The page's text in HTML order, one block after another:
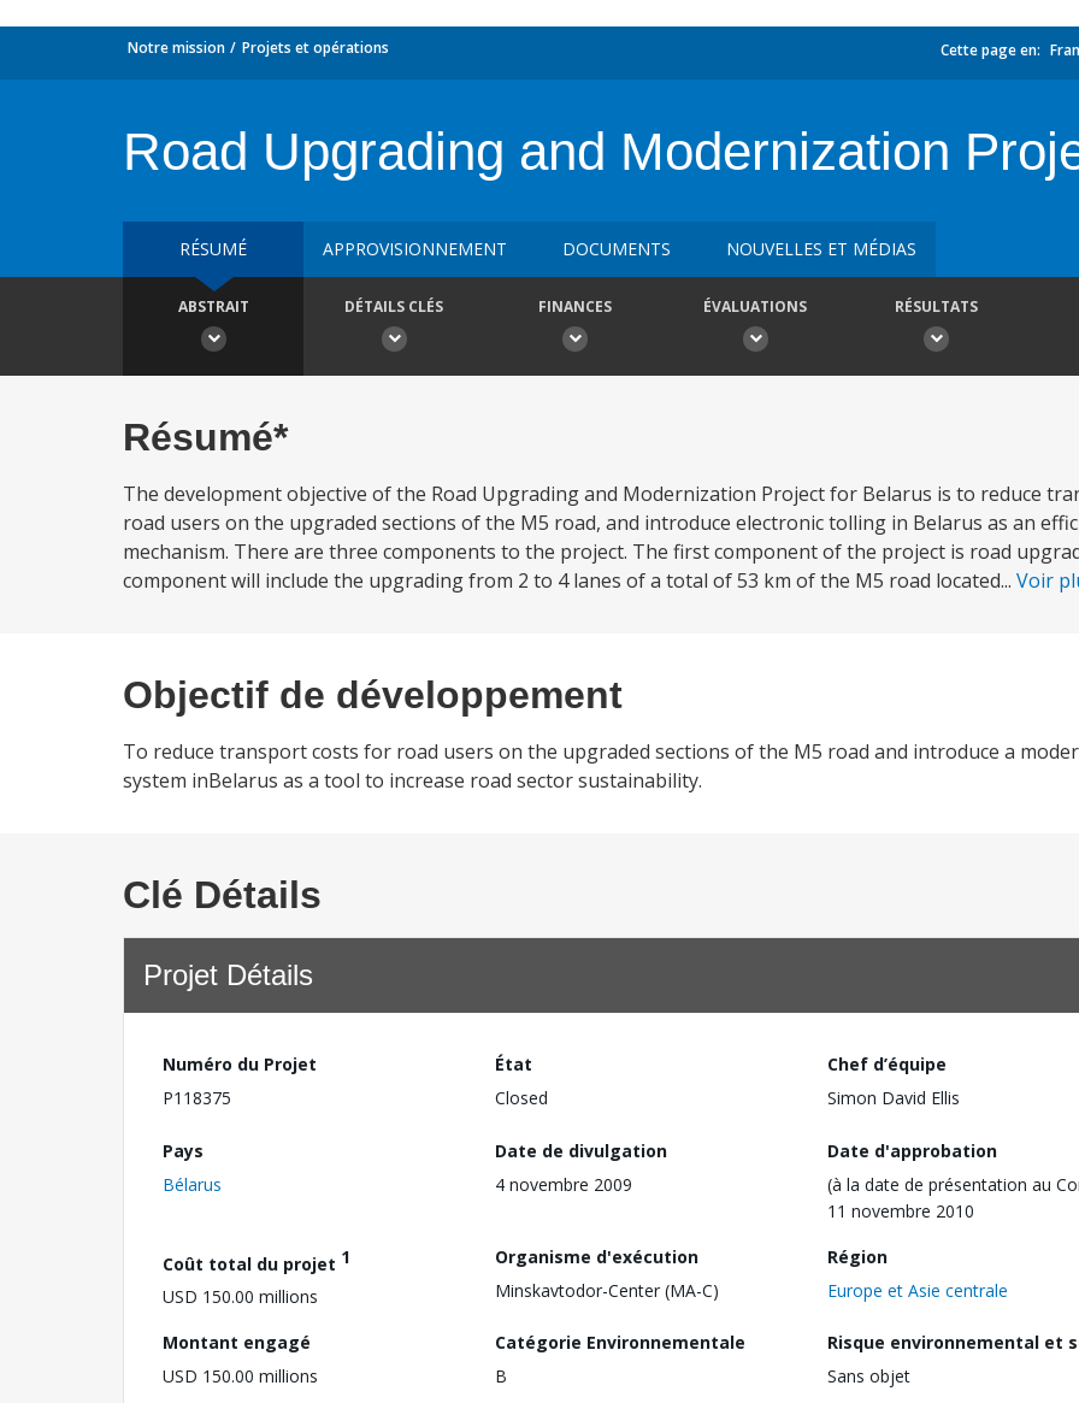
Notre mission Projets et opérations Cette page en:
Road Upgrading and Modernization
RÉSUMÉ APPROVISIONNEMENT DOCUMENTS NOUVELLES ET MÉDIAS
ABSTRAIT DÉTAILS CLÉS FINANCES ÉVALUATIONS RÉSULTATS
Résumé*
The development objective of the Road Upgrading and Modernization Project for Belarus is to reduce
road users on the upgraded sections of the M5 road, and introduce electronic tolling in Belarus as an
mechanism. There are three components to the project. The first component of the project is road
component will include the upgrading from 2 to 4 lanes of a total of 53 km of the M5 road located... Voir
Objectif de développement
To reduce transport costs for road users on the upgraded sections of the M5 road and introduce a
system inBelarus as a tool to increase road sector sustainability.
Clé Détails
Projet Détails
Numéro du Projet
P118375
État
Closed
Chef d’équipe
Simon David Ellis
Pays
Bélarus
Date de divulgation
4 novembre 2009
Date d'approbation
(à la date de présentation au
11 novembre 2010
Coût total du projet 1
USD 150.00 millions
Organisme d'exécution
Minskavtodor-Center (MA-C)
Région
Europe et Asie centrale
Montant engagé
USD 150.00 millions
Catégorie Environnementale
B
Risque environnemental et
Sans objet